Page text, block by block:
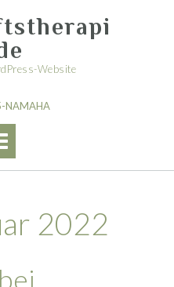
Website
NAMAHA
2022